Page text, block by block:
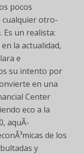
pocos
cualquier otro-
Es un realista:
la actualidad,
e
su intento por
en una
Center
eco a la
aquÃ­
de los
y